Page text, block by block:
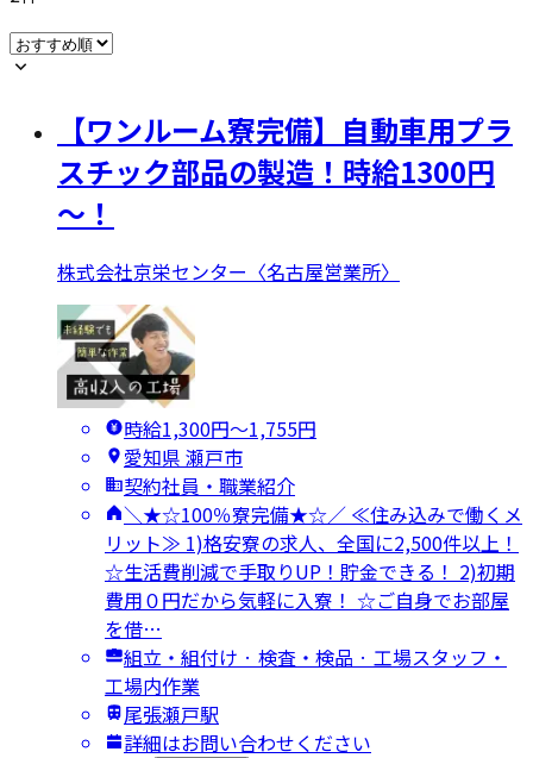
【ワンルーム寮完備】自動車用プラ
スチック部品の製造！時給1300円
～！
株式会社京栄センター〈名古屋営業所〉
時給1,300円〜1,755円
愛知県 瀬戸市
契約社員・職業紹介
＼★☆100％寮完備★☆／ ≪住み込みで働くメ
リット≫ 1)格安寮の求人、全国に2,500件以上！
☆生活費削減で手取りUP！貯金できる！ 2)初期
費用０円だから気軽に入寮！ ☆ご自身でお部屋
を借…
組立・組付け · 検査・検品 · 工場スタッフ・
工場内作業
尾張瀬戸駅
詳細はお問い合わせください